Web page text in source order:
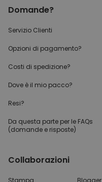
Domande?
Servizio Clienti
Opzioni di pagamento?
Costi di spedizione?
Dove è il mio pacco?
Resi?
Da questa parte per le FAQs
(domande e risposte)
Collaborazioni
Stampa